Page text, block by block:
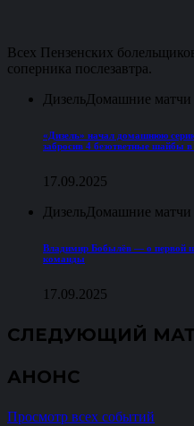
Всех Пензенских
соперника послезавтра.
ДизельДомашние матчи
«Дизель» начал домашнюю
забросив 4 безответные шайбы
17.09.2025
ДизельДомашние матчи
Владимир Бобылёв — о первой
команды
17.09.2025
СЛЕДУЮЩИЙ
АНОНС
Просмотр всех событий